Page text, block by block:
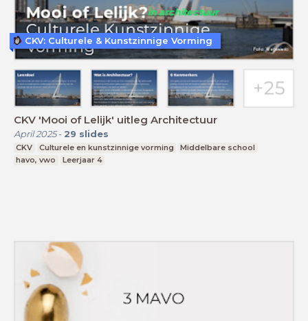
CKV 'Mooi of Lelijk' uitleg Architectuur
April 2025- 29 slides
CKV Culturele en kunstzinnige vorming
Middelbare school
havo, vwo
Leerjaar 4
CKV: Culturele & Kunstzinnige Vorming